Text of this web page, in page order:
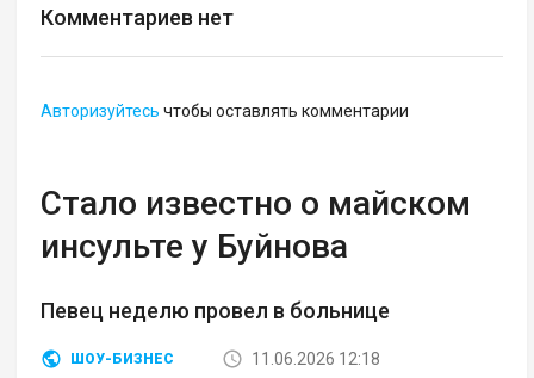
Комментариев нет
Авторизуйтесь чтобы оставлять комментарии
Стало известно о майском
инсульте у Буйнова
Певец неделю провел в больнице
ШОУ-БИЗНЕС 11.06.2026 12:18